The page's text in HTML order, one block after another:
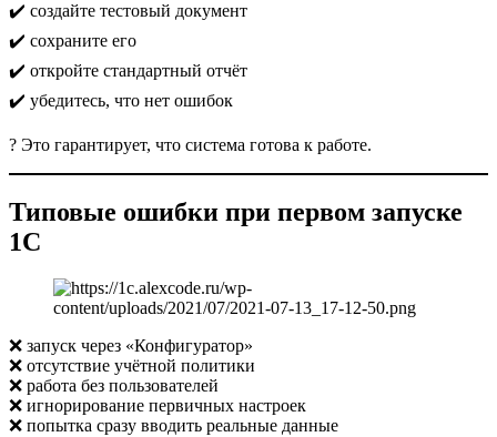
✔️ создайте тестовый документ
✔️ сохраните его
✔️ откройте стандартный отчёт
✔️ убедитесь, что нет ошибок
? Это гарантирует, что система готова к работе.
Типовые ошибки при первом запуске
1С
❌ запуск через «Конфигуратор»
❌ отсутствие учётной политики
❌ работа без пользователей
❌ игнорирование первичных настроек
❌ попытка сразу вводить реальные данные